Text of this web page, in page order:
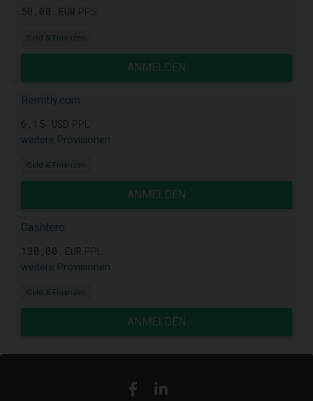
50,00 EUR
Geld & Finanzen
ANMELDEN
Remitly.com
6,15 USD
weitere Provisionen
Geld & Finanzen
ANMELDEN
Cashtero
130,00 EUR
weitere Provisionen
Geld & Finanzen
ANMELDEN